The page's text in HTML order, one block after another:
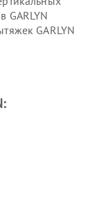
GARLYN
GARLYN